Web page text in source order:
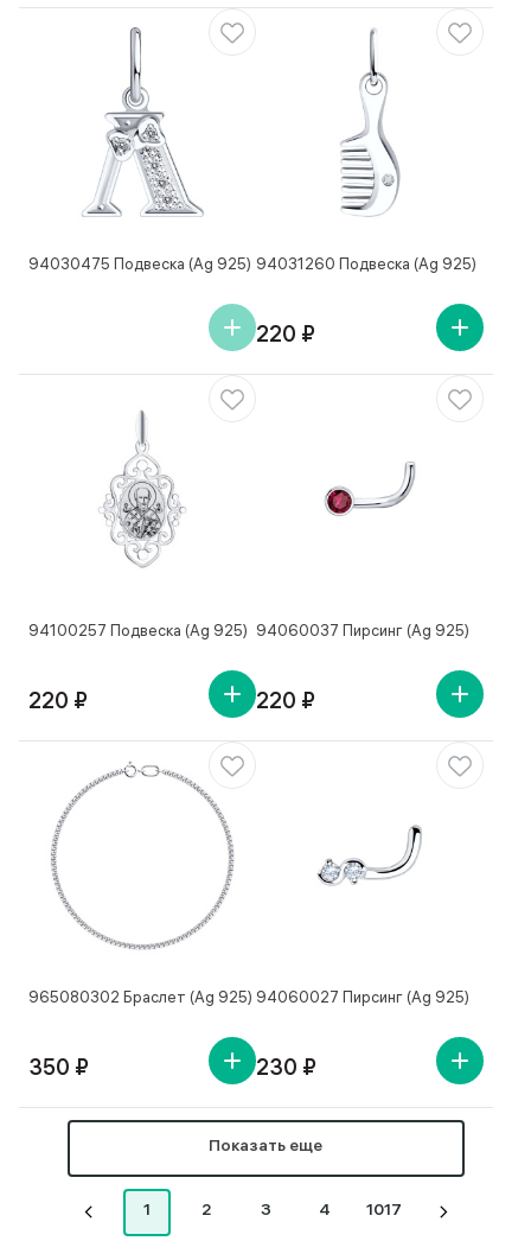
94030475 Подвеска (Ag 925) 94031260 Подвеска (Ag 925)
220 ₽
94100257 Подвеска (Ag 925)
220 ₽
94060037 Пирсинг (Ag 925)
220 ₽
965080302 Браслет (Ag 925)
350 ₽
94060027 Пирсинг (Ag 925)
230 ₽
Показать еще
1 2 3 4 1017